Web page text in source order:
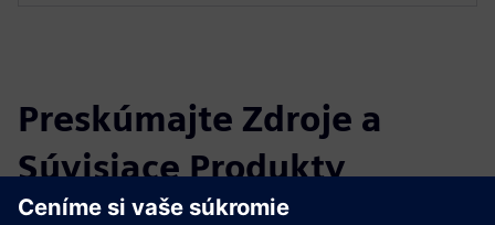
Preskúmajte Zdroje a
Súvisiace Produkty